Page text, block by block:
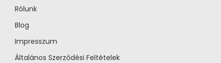
Rólunk
Blog
Impresszum
Általános Szerződési Feltételek